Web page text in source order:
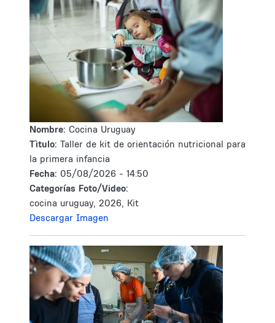
Nombre: Cocina Uruguay
Tìtulo: Taller de kit de orientación nutricional para
la primera infancia
Fecha: 05/08/2026 - 14:50
Categorías Foto/Video:
cocina uruguay, 2026, Kit
Descargar Imagen